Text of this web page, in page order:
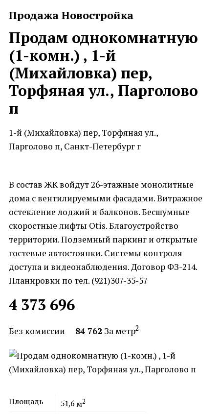
Продажа Новостройка
Продам однокомнатную
(1-комн.) , 1-й
(Михайловка) пер,
Торфяная ул., Парголово
п
1-й (Михайловка) пер, Торфяная ул.,
Парголово п, Санкт-Петербург г
В состав ЖК войдут 26-этажные монолитные
дома с вентилируемыми фасадами. Витражное
остекление лоджий и балконов. Бесшумные
скоростные лифты Otis. Благоустройство
территории. Подземный паркинг и открытые
гостевые автостоянки. Системы контроля
доступа и видеонаблюдения. Договор ФЗ-214.
Планировки по тел. (921)307-35-57
4 373 696
Без комиссии 84 762 За метр2
Площадь 51,6 м2